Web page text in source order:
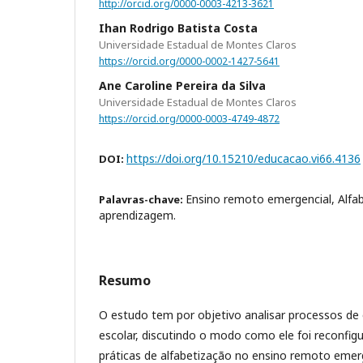
http://orcid.org/0000-0003-4213-3621
Ihan Rodrigo Batista Costa
Universidade Estadual de Montes Claros
https://orcid.org/0000-0002-1427-5641
Ane Caroline Pereira da Silva
Universidade Estadual de Montes Claros
https://orcid.org/0000-0003-4749-4872
DOI: https://doi.org/10.15210/educacao.vi66.4136
Palavras-chave: Ensino remoto emergencial,
aprendizagem.
Resumo
O estudo tem por objetivo analisar processos
escolar, discutindo o modo como ele foi
práticas de alfabetização no ensino remoto